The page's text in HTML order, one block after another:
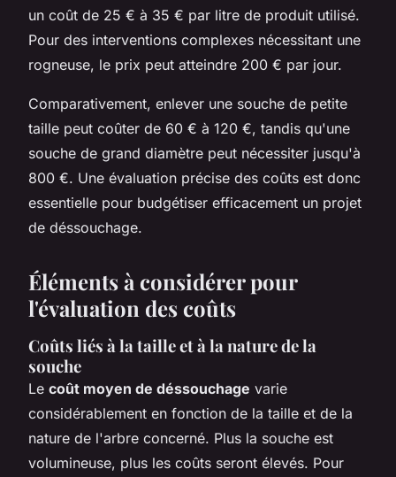
un coût de 25 € à 35 € par litre de produit utilisé.
Pour des interventions complexes nécessitant une
rogneuse, le prix peut atteindre 200 € par jour.
Comparativement, enlever une souche de petite
taille peut coûter de 60 € à 120 €, tandis qu'une
souche de grand diamètre peut nécessiter jusqu'à
800 €. Une évaluation précise des coûts est donc
essentielle pour budgétiser efficacement un projet
de déssouchage.
Éléments à considérer pour
l'évaluation des coûts
Coûts liés à la taille et à la nature de la
souche
Le coût moyen de déssouchage varie
considérablement en fonction de la taille et de la
nature de l'arbre concerné. Plus la souche est
volumineuse, plus les coûts seront élevés. Pour